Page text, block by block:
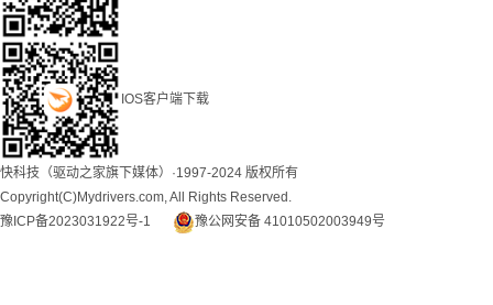
IOS客户端下载
快科技（驱动之家旗下媒体）·1997-2024 版权所有
Copyright(C)Mydrivers.com, All Rights Reserved.
豫ICP备2023031922号-1
豫公网安备 41010502003949号